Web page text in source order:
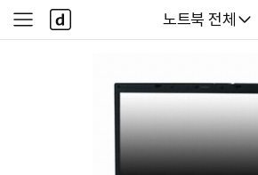
다나와
노트북 전체
사
이
다
나
와